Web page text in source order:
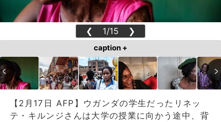
❮ 1/15 ❯
caption +
【2月17日 AFP】ウガンダの学生だったリネッ
テ・キルンジさんは大学の授業に向かう途中、背